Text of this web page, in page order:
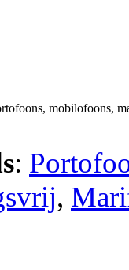
mobilofoons,
:
,